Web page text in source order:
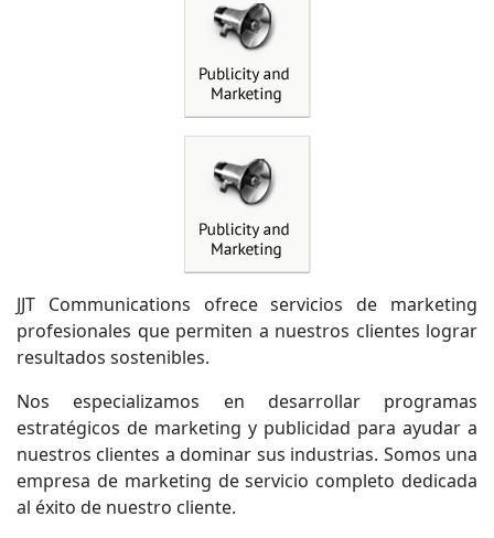
JJT Communications ofrece servicios de marketing
profesionales que permiten a nuestros clientes lograr
resultados sostenibles.
Nos especializamos en desarrollar programas
estratégicos de marketing y publicidad para ayudar a
nuestros clientes a dominar sus industrias. Somos una
empresa de marketing de servicio completo dedicada
al éxito de nuestro cliente.